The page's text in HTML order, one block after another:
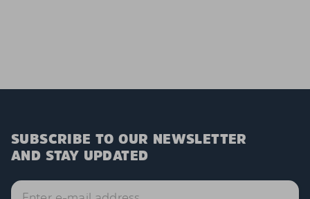
SUBSCRIBE TO OUR NEWSLETTER
AND STAY UPDATED